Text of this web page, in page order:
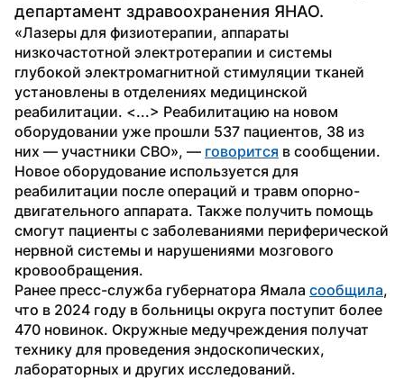
департамент здравоохранения ЯНАО.
«Лазеры для физиотерапии, аппараты
низкочастотной электротерапии и системы
глубокой электромагнитной стимуляции тканей
установлены в отделениях медицинской
реабилитации. <...> Реабилитацию на новом
оборудовании уже прошли 537 пациентов, 38 из
них — участники СВО», — говорится в сообщении.
Новое оборудование используется для
реабилитации после операций и травм опорно-
двигательного аппарата. Также получить помощь
смогут пациенты с заболеваниями периферической
нервной системы и нарушениями мозгового
кровообращения.
Ранее пресс-служба губернатора Ямала сообщила,
что в 2024 году в больницы округа поступит более
470 новинок. Окружные медучреждения получат
технику для проведения эндоскопических,
лабораторных и других исследований.